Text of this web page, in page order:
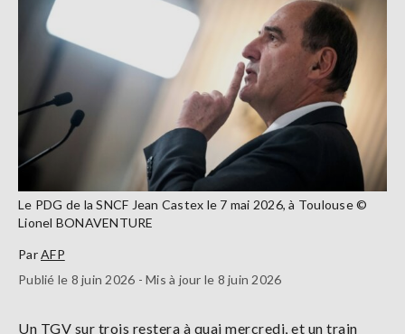
Le PDG de la SNCF Jean Castex le 7 mai 2026, à Toulouse ©
Lionel BONAVENTURE
ParAFP
Publié le 8 juin 2026 - Mis à jour le 8 juin 2026
Un TGV sur trois restera à quai mercredi, et un train